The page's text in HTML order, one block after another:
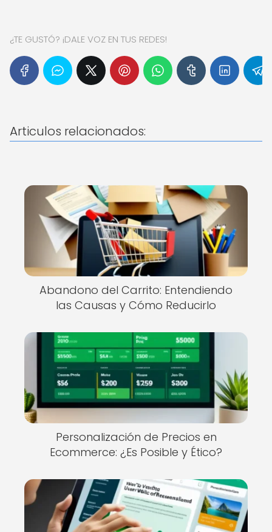
¿TE GUSTÓ? ¡DALE VOZ EN TUS REDES!
Articulos relacionados:
Abandono del Carrito: Entendiendo
las Causas y Cómo Reducirlo
Personalización de Precios en
Ecommerce: ¿Es Posible y Ético?